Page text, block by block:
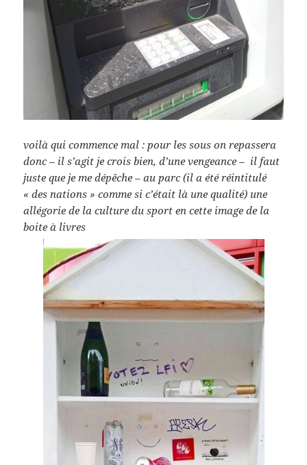
voilà qui commence mal : pour les sous on repassera
donc – il s’agit je crois bien, d’une vengeance – il faut
juste que je me dépêche – au parc (il a été réintitulé
« des nations » comme si c’était là une qualité) une
allégorie de la culture du sport en cette image de la
boite à livres